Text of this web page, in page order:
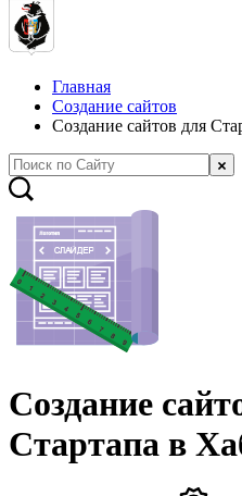
Главная
Создание сайтов
Создание сайтов для
Создание
Стартапа в